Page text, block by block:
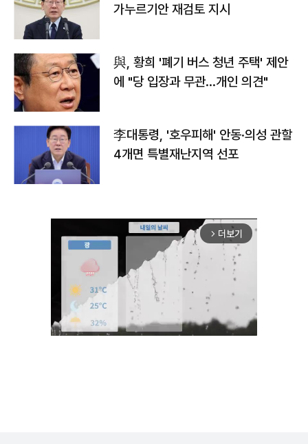
가누르기안 재검토 지시
與, 황희 '폐기 버스 청년 주택' 제안
에 "당 입장과 무관…개인 의견"
李대통령, '호우피해' 안동·의성 관할
4개면 특별재난지역 선포
arrow_forward_ios 더보기